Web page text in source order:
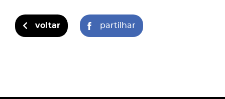
voltar partilhar